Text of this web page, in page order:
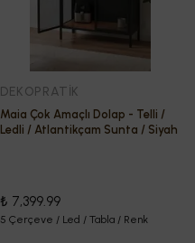
DEKOPRATİK
Maia Çok Amaçlı Dolap - Telli /
Ledli / Atlantikçam Sunta / Siyah
₺ 7,399.99
5 Çerçeve / Led / Tabla / Renk